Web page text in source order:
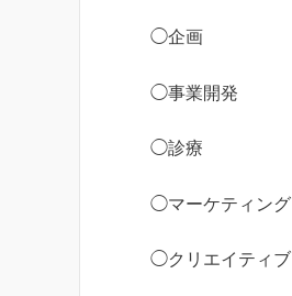
◯企画
◯事業開発
◯診療
◯マーケティング
◯クリエイティブ